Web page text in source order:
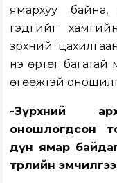
ямархуу
гэдгийг
зүрхний
үнэ өртөг
өгөөжтэй
-Зүрхний
оношлогдсон
дүн ямар
төрлийн эмчилгээ